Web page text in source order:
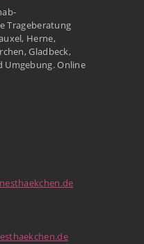
Trageberatung
Herne,
Gladbeck,
Umgebung. Online